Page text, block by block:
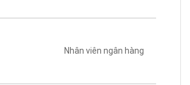
Nhân viên ngân hàng